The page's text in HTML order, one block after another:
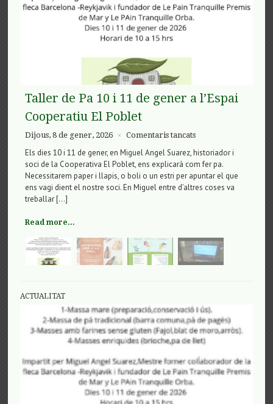
Taller de Pa 10 i 11 de gener a l’Espai
Cooperatiu El Poblet
Dijous, 8 de gener, 2026 × Comentaris tancatsa
de
Pa
10
i
a
l’Espai
Cooperatiu
Els dies 10 i 11 de gener, en Miguel Angel Suarez, historiador i
soci de la Cooperativa El Poblet, ens explicarà com fer pa.
Necessitarem paper i llapis, o boli o un estri per apuntar el que
ens vagi dient el nostre soci. En Miguel entre d’altres coses va
treballar […]
Read more...
ACTUALITAT